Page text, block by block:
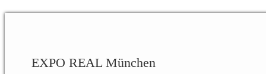
EXPO REAL München